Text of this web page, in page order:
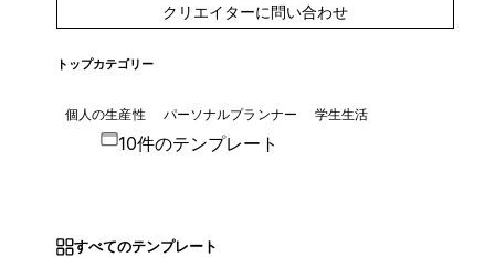
クリエイターに問い合わせ
トップカテゴリー
個人の生産性 パーソナルプランナー 学生生活
10件のテンプレート
すべてのテンプレート